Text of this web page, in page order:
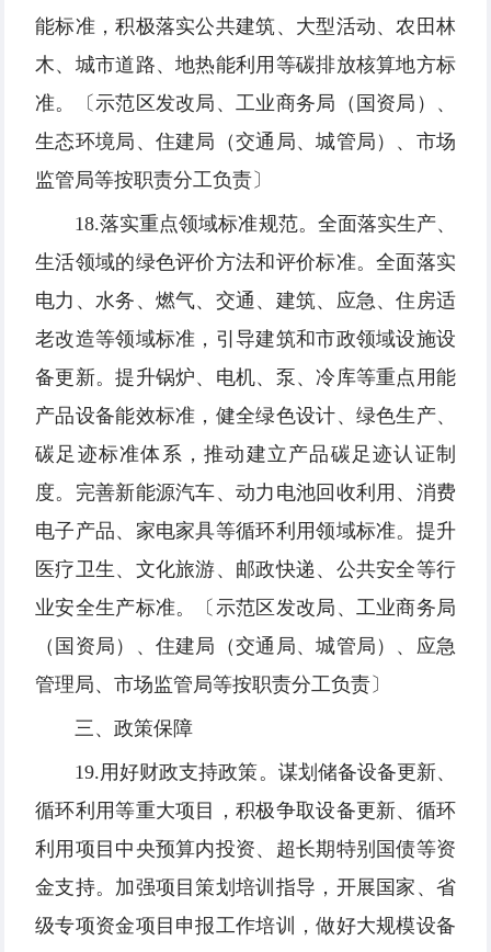
能标准，积极落实公共建筑、大型活动、农田林
木、城市道路、地热能利用等碳排放核算地方标
准。〔示范区发改局、工业商务局（国资局）、
生态环境局、住建局（交通局、城管局）、市场
监管局等按职责分工负责〕
18.落实重点领域标准规范。全面落实生产、
生活领域的绿色评价方法和评价标准。全面落实
电力、水务、燃气、交通、建筑、应急、住房适
老改造等领域标准，引导建筑和市政领域设施设
备更新。提升锅炉、电机、泵、冷库等重点用能
产品设备能效标准，健全绿色设计、绿色生产、
碳足迹标准体系，推动建立产品碳足迹认证制
度。完善新能源汽车、动力电池回收利用、消费
电子产品、家电家具等循环利用领域标准。提升
医疗卫生、文化旅游、邮政快递、公共安全等行
业安全生产标准。〔示范区发改局、工业商务局
（国资局）、住建局（交通局、城管局）、应急
管理局、市场监管局等按职责分工负责〕
三、政策保障
19.用好财政支持政策。谋划储备设备更新、
循环利用等重大项目，积极争取设备更新、循环
利用项目中央预算内投资、超长期特别国债等资
金支持。加强项目策划培训指导，开展国家、省
级专项资金项目申报工作培训，做好大规模设备